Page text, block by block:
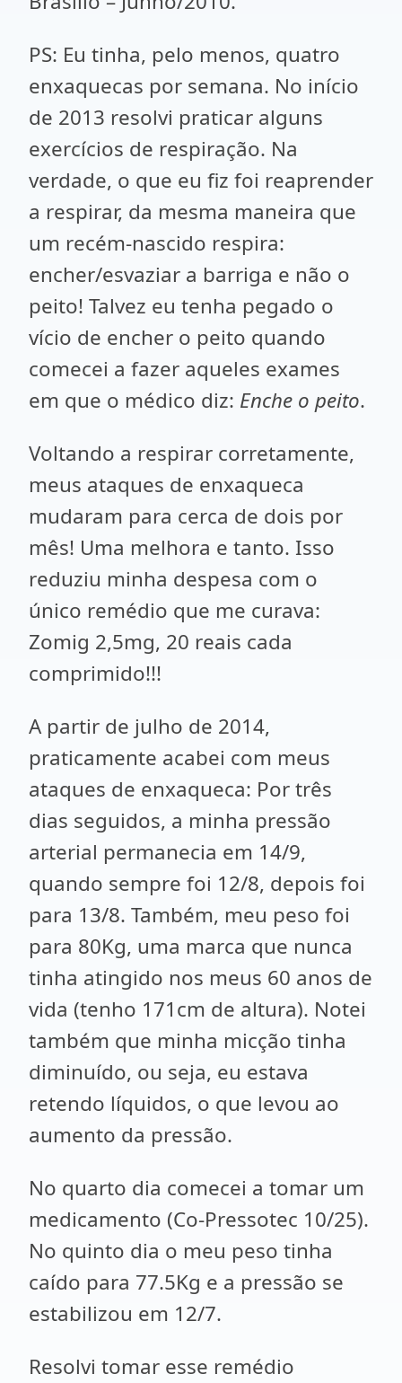
PS: Eu tinha, pelo menos, quatro
enxaquecas por semana. No início
de 2013 resolvi praticar alguns
exercícios de respiração. Na
verdade, o que eu fiz foi reaprender
a respirar, da mesma maneira que
um recém-nascido respira:
encher/esvaziar a barriga e não o
peito! Talvez eu tenha pegado o
vício de encher o peito quando
comecei a fazer aqueles exames
em que o médico diz: Enche o peito.
Voltando a respirar corretamente,
meus ataques de enxaqueca
mudaram para cerca de dois por
mês! Uma melhora e tanto. Isso
reduziu minha despesa com o
único remédio que me curava:
Zomig 2,5mg, 20 reais cada
comprimido!!!
A partir de julho de 2014,
praticamente acabei com meus
ataques de enxaqueca: Por três
dias seguidos, a minha pressão
arterial permanecia em 14/9,
quando sempre foi 12/8, depois foi
para 13/8. Também, meu peso foi
para 80Kg, uma marca que nunca
tinha atingido nos meus 60 anos de
vida (tenho 171cm de altura). Notei
também que minha micção tinha
diminuído, ou seja, eu estava
retendo líquidos, o que levou ao
aumento da pressão.
No quarto dia comecei a tomar um
medicamento (Co-Pressotec 10/25).
No quinto dia o meu peso tinha
caído para 77.5Kg e a pressão se
estabilizou em 12/7.
Resolvi tomar esse remédio